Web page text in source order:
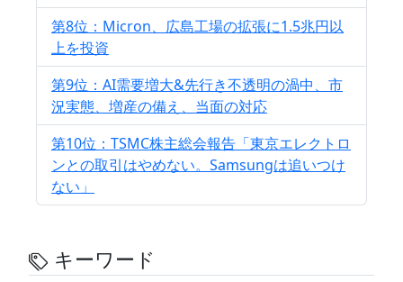
第8位：Micron、広島工場の拡張に1.5兆円以
上を投資
第9位：AI需要増大&先行き不透明の渦中、市
況実態、増産の備え、当面の対応
第10位：TSMC株主総会報告「東京エレクトロ
ンとの取引はやめない。Samsungは追いつけ
ない」
キーワード